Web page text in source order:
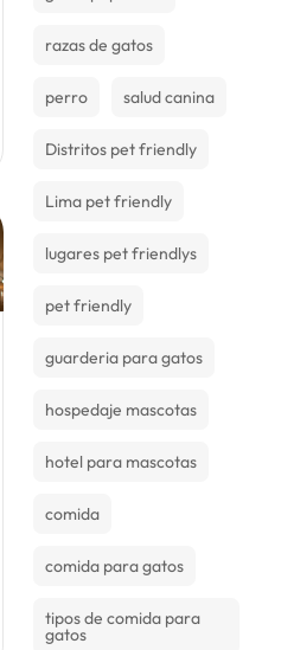
razas de gatos
perro salud canina
Distritos pet friendly
Lima pet friendly
lugares pet friendlys
pet friendly
guarderia para gatos
hospedaje mascotas
hotel para mascotas
comida
comida para gatos
tipos de comida para
gatos